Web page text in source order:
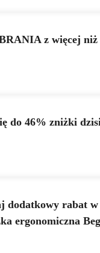
z więcej
do 46% zniżki
dodatkowy rabat
ergonomiczna